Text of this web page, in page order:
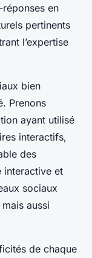
en
pertinents
l’expertise
bien
Prenons
ayant utilisé
interactifs,
des
interactive et
sociaux
aussi
de chaque